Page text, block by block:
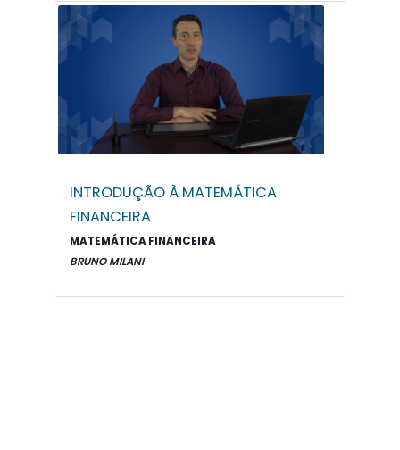
INTRODUÇÃO À MATEMÁTICA
FINANCEIRA
MATEMÁTICA FINANCEIRA
BRUNO MILANI